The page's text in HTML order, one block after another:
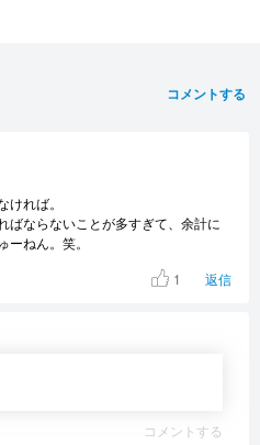
コメントする
れば。
ならないことが多すぎて、余計に
ねん。笑。
1 返信
コメントする